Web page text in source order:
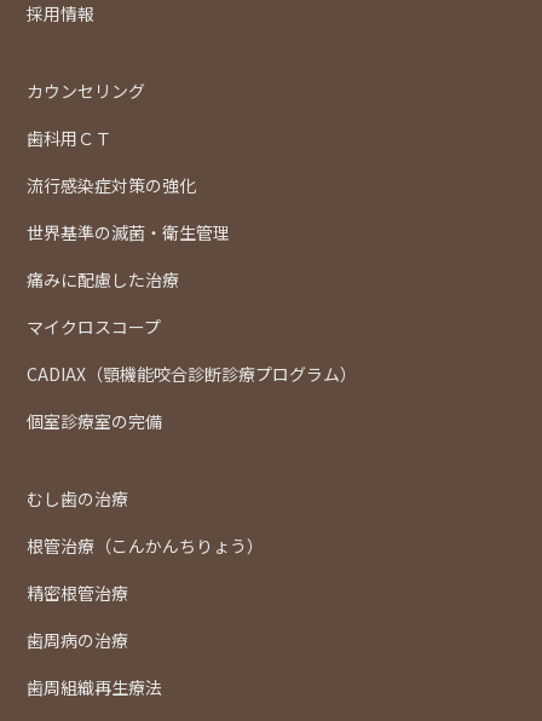
採用情報
カウンセリング
歯科用ＣＴ
流行感染症対策の強化
世界基準の滅菌・衛生管理
痛みに配慮した治療
マイクロスコープ
CADIAX（顎機能咬合診断診療プログラム）
個室診療室の完備
むし歯の治療
根管治療（こんかんちりょう）
精密根管治療
歯周病の治療
歯周組織再生療法